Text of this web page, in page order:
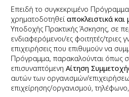
Επειδή το συγκεκριμένο
χρηματοδοτηθείαποκλειστικά και
Υποδοχής Πρακτικής Άσκησης, σε
ενδιαφερόμενοι/ες φοιτητές/τριες
επιχειρήσεις που επιθυμούν να
Πρόγραμμα, παρακαλούνται όπως
επισυναπτόμενηΑίτηση
αυτών των οργανισμών/
επιχείρησης/οργανισμού, τηλέφωνο,